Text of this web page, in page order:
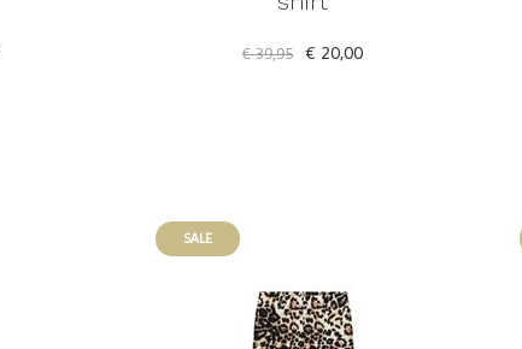
€ 39,95 € 20,00
SALE